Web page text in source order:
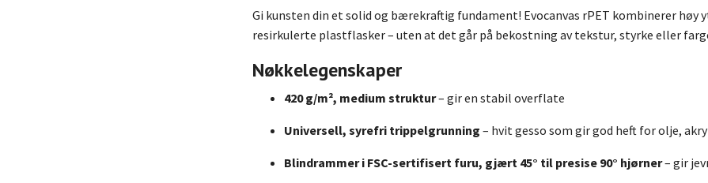
Gi kunsten din et solid og bærekraftig fundament! Evocanvas rPET kombinerer høy
resirkulerte plastflasker – uten at det går på bekostning av tekstur, styrke eller
Nøkkelegenskaper
420 g/m², medium struktur– gir en stabil overflate
Universell, syrefri trippel­grunning – hvit gesso som gir god heft for olje,
Blindrammer i FSC-sertifisert furu, gjært 45° til presise 90° hjørner– gir